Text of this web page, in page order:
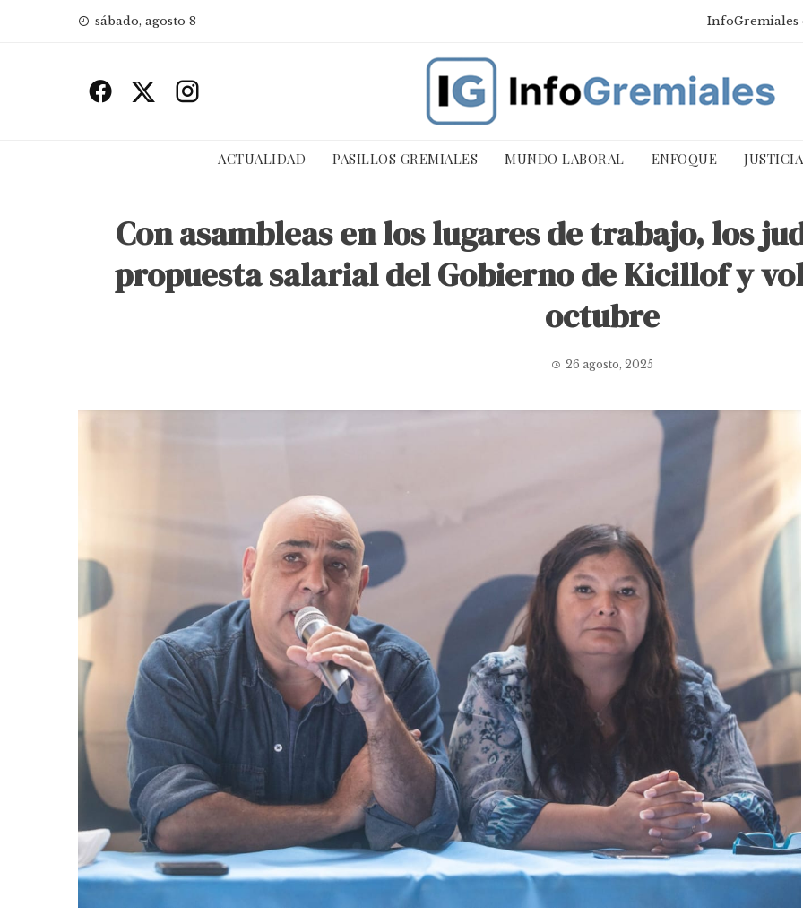
sábado, agosto 8 InfoGremiales
ACTUALIDAD PASILLOS GREMIALES MUNDO LABORAL ENFOQUE
Con asambleas en los lugares de trabajo, los
propuesta salarial del Gobierno de Kicillof y
octubre
26 agosto, 2025